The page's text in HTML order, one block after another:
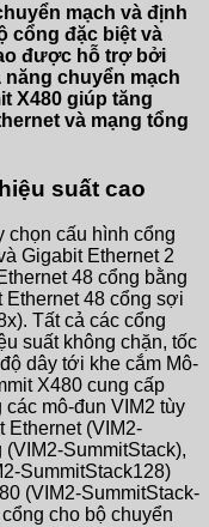
mạch và định
cổng đặc biệt và
được hỗ trợ bởi
năng chuyển mạch
X480 giúp tăng
và mạng tổng
suất cao
chọn cấu hình cổng
Gigabit Ethernet 2
48 cổng bằng
Ethernet 48 cổng sợi
Tất cả các cổng
suất không chặn, tốc
dây tới khe cắm Mô-
X480 cung cấp
mô-đun VIM2 tùy
Ethernet (VIM2-
SummitStack),
SummitStack128)
(VIM2-SummitStack-
cho bộ chuyển